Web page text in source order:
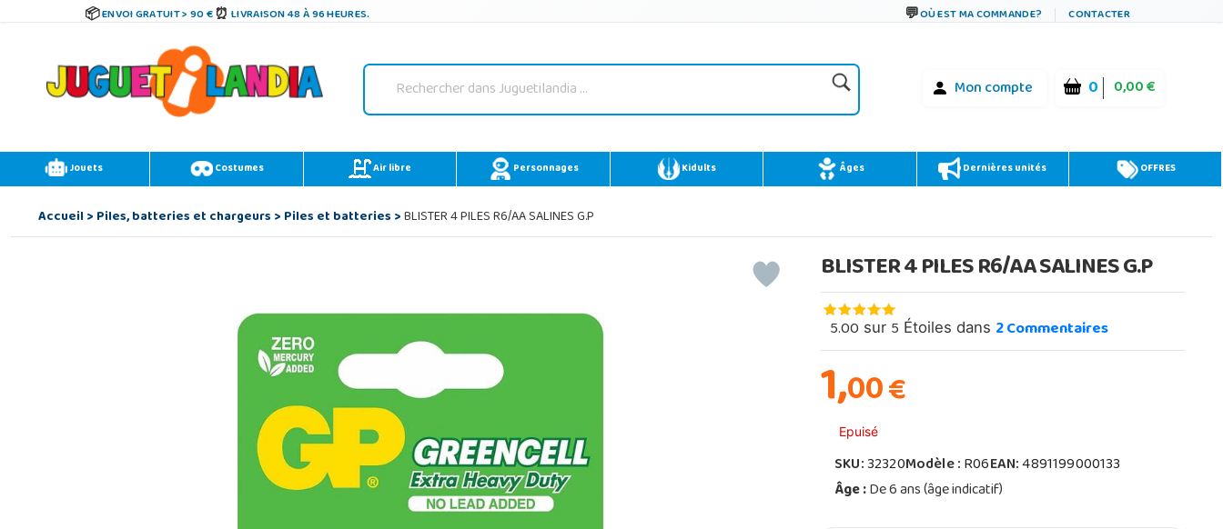
ENVOI GRATUIT > 90 € LIVRAISON 48 À 96 HEURES. OÙ EST MA COMMANDE? CONTACTER
Mon compte 0 0,00 €
Jouets Costumes Air libre Personnages Kidults Âges Dernières unités OFFRES
Accueil>Piles, batteries et chargeurs>Piles et batteries>BLISTER 4 PILES R6/AA SALINES G.P
BLISTER 4 PILES R6/AA SALINES G.P
5.00 sur 5 Étoiles dans 2Commentaires
1,00€
Epuisé
SKU:32320Modèle :R06EAN:4891199000133
Âge :De 6 ans (âge indicatif)